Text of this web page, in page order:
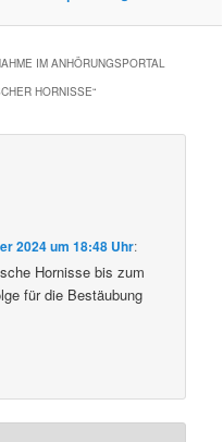
IM ANHÖRUNGSPORTAL
HORNISSE“
2024 um 18:48 Uhr:
Hornisse bis zum
für die Bestäubung